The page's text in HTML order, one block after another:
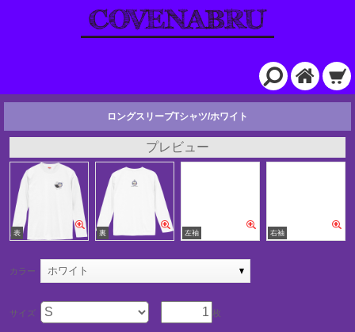
ロングスリーブTシャツ/ホワイト
プレビュー
カラー ホワイト
枚
サイズ